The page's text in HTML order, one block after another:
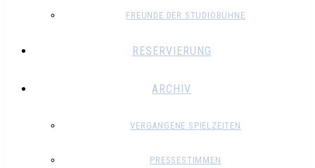
FREUNDE DER STUDIOBÜHNE
RESERVIERUNG
ARCHIV
VERGANGENE SPIELZEITEN
PRESSESTIMMEN